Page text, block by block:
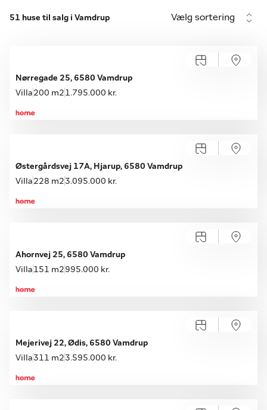
51 huse til salg i Vamdrup Vælg sortering
Nørregade 25, 6580 Vamdrup
Villa 200 m2 1.795.000 kr.
Østergårdsvej 17A, Hjarup, 6580 Vamdrup
Villa 228 m2 3.095.000 kr.
Ahornvej 25, 6580 Vamdrup
Villa 151 m2 995.000 kr.
Mejerivej 22, Ødis, 6580 Vamdrup
Villa 311 m2 3.595.000 kr.